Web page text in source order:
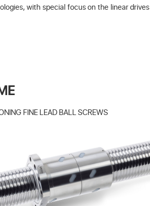
with special focus on the linear
FINE LEAD BALL SCREWS